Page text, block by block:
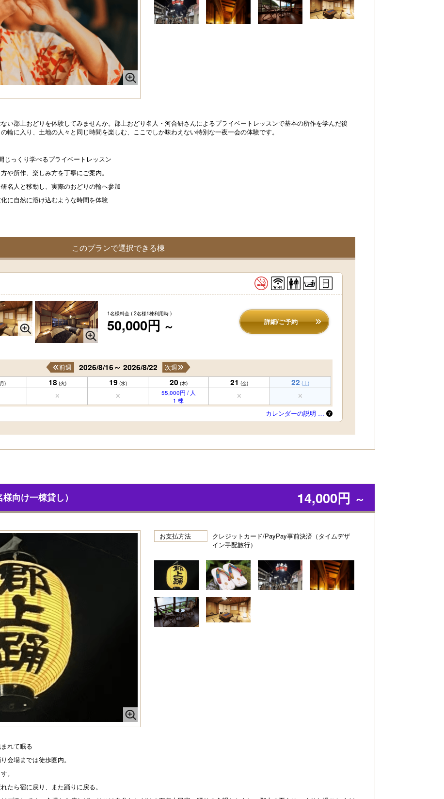
い郡上おどりを体験してみませんか。郡上おどり名人・河合研さんによるプライベートレッスンで基本の所作を学んだ後
輪に入り、土地の人々と同じ時間を楽しむ、ここでしか味わえない特別な一夜一会の体験です。
じっくり学べるプライベートレッスン
や所作、楽しみ方を丁寧にご案内。
名人と移動し、実際のおどりの輪へ参加
に自然に溶け込むような時間を体験
このプランで選択できる棟
1名様料金 ( 2名様1棟利用時 )
50,000円 ～ 詳細/ご予約
2026/8/16～ 2026/8/22
前週 次週
) 18 (火) 19 (水) 20 (木) 21 (金) 22 (土)
55,000円 / 人
1 棟
カレンダーの説明 …
向け一棟貸し） 14,000円 ～
お支払方法
クレジットカード/PayPay事前決済（タイムデザ
イン手配旅行）
れて眠る
会場までは徒歩圏内。
。
たら宿に戻り、また踊りに戻る。